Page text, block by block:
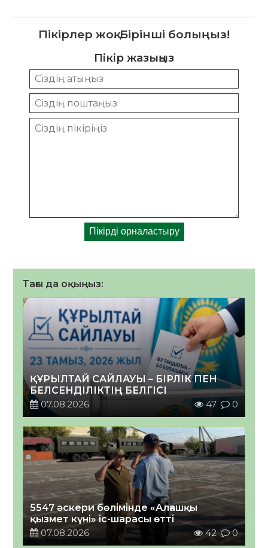
Пікірлер жоқ. Бірінші болыңыз!
Пікір жазыңыз
Тағы да оқыңыз:
ҚҰРЫЛТАЙ САЙЛАУЫ – БІРЛІК ПЕН
БЕЛСЕНДІЛІКТІҢ БЕЛГІСІ
07.08.2026
47 0
5547 әскери бөлімінде «Алғашқы
қызмет күні» іс-шарасы өтті
07.08.2026
42 0